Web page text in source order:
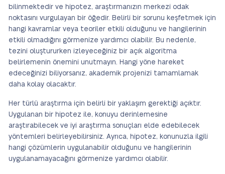
bilinmektedir ve hipotez, araştırmanızın merkezi odak
noktasını vurgulayan bir öğedir. Belirli bir sorunu keşfetmek için
hangi kavramlar veya teoriler etkili olduğunu ve hangilerinin
etkili olmadığını görmenize yardımcı olabilir. Bu nedenle,
tezini oluştururken izleyeceğiniz bir açık algoritma
belirlemenin önemini unutmayın. Hangi yöne hareket
edeceğinizi biliyorsanız, akademik projenizi tamamlamak
daha kolay olacaktır.
Her türlü araştırma için belirli bir yaklaşım gerektiği açıktır.
Uygulanan bir hipotez ile, konuyu derinlemesine
araştırabilecek ve iyi araştırma sonuçları elde edebilecek
yöntemleri belirleyebilirsiniz. Ayrıca, hipotez, konunuzla ilgili
hangi çözümlerin uygulanabilir olduğunu ve hangilerinin
uygulanamayacağını görmenize yardımcı olabilir.